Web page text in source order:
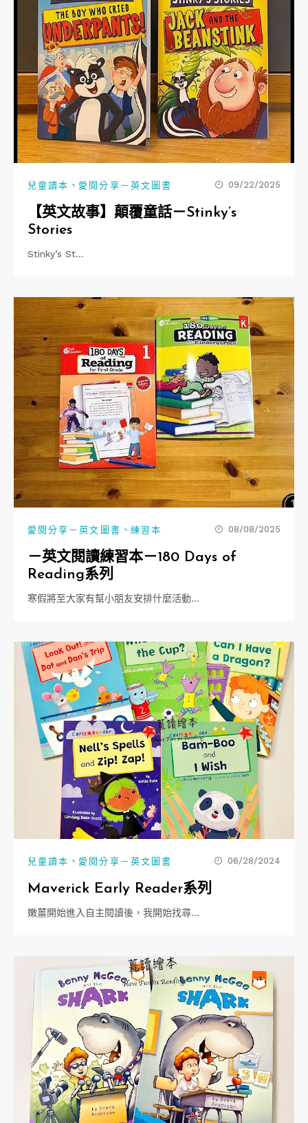
兒童讀本 、 愛閱分享－英文圖書 09/22/2025
【英文故事】顛覆童話－Stinky’s
Stories
Stinky’s St…
愛閱分享－英文圖書 、 練習本 08/08/2025
－英文閱讀練習本－180 Days of
Reading系列
寒假將至大家有幫小朋友安排什麼活動…
兒童讀本 、 愛閱分享－英文圖書 06/28/2024
Maverick Early Reader系列
嫩薑開始進入自主閱讀後，我開始找尋…